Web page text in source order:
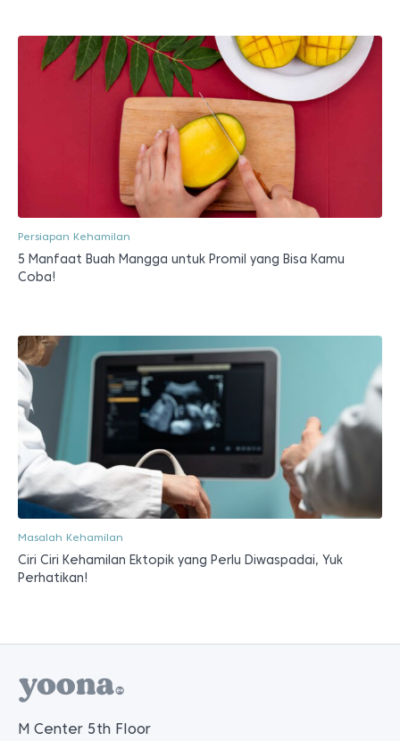
Persiapan Kehamilan
5 Manfaat Buah Mangga untuk Promil yang Bisa Kamu
Coba!
Masalah Kehamilan
Ciri Ciri Kehamilan Ektopik yang Perlu Diwaspadai, Yuk
Perhatikan!
M Center 5th Floor